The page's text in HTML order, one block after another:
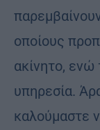
οποίους
ακίνητο, ενώ
υπηρεσία.
καλούμαστε